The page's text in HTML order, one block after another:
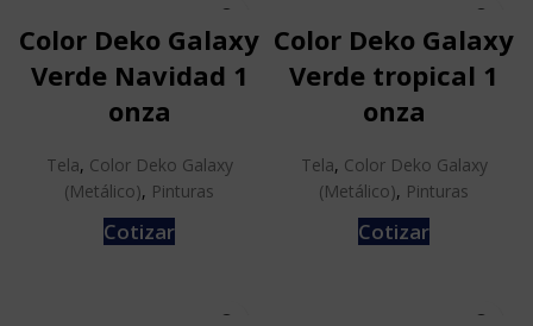
Color Deko Galaxy
Verde Navidad 1
onza
Tela, Color Deko Galaxy
(Metálico), Pinturas
Cotizar
Color Deko Galaxy
Verde tropical 1
onza
Tela, Color Deko Galaxy
(Metálico), Pinturas
Cotizar